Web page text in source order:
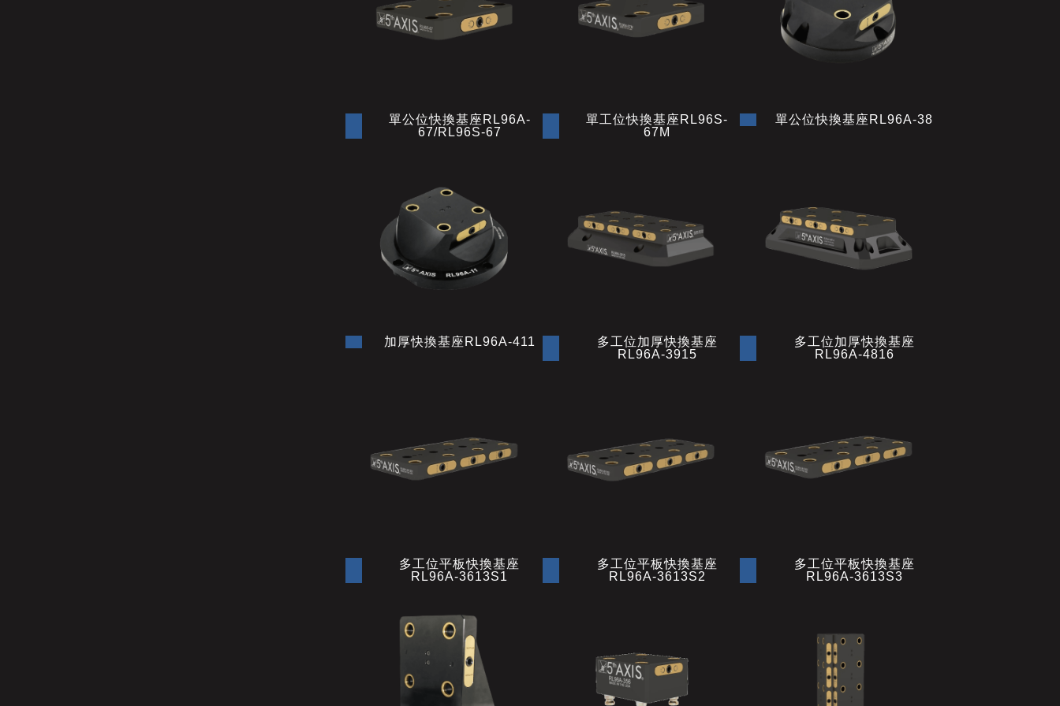
單公位快換基座RL96A-
67/RL96S-67
單工位快換基座RL96S-
67M
單公位快換基座RL96A-38
加厚快換基座RL96A-411
多工位加厚快換基座
RL96A-3915
多工位加厚快換基座
RL96A-4816
多工位平板快換基座
RL96A-3613S1
多工位平板快換基座
RL96A-3613S2
多工位平板快換基座
RL96A-3613S3